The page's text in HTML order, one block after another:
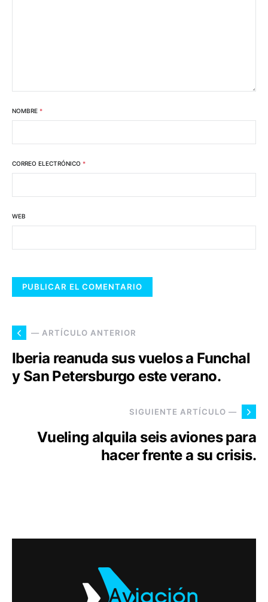
NOMBRE *
CORREO ELECTRÓNICO *
WEB
— ARTÍCULO ANTERIOR
Iberia reanuda sus vuelos a Funchal
y San Petersburgo este verano.
SIGUIENTE ARTÍCULO —
Vueling alquila seis aviones para
hacer frente a su crisis.